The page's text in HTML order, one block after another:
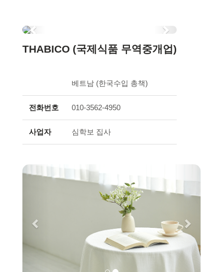
Previous Next
THABICO (국제식품 무역중개업)
베트남 (한국수입 총책)
전화번호 010-3562-4950
사업자 심학보 집사
Next